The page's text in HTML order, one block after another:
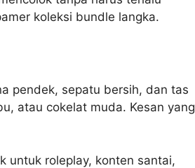
koleksi bundle langka.
pendek, sepatu bersih, dan tas
atau cokelat muda. Kesan yang
untuk roleplay, konten santai,